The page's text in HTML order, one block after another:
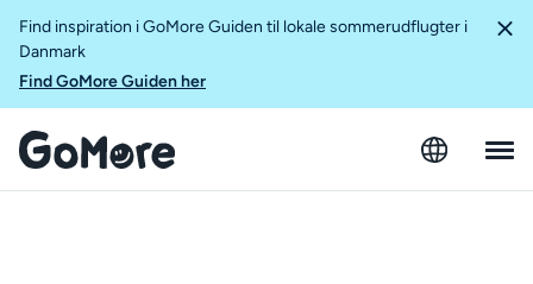
Find inspiration i GoMore Guiden til lokale sommerudflugter i
Danmark
Find GoMore Guiden her